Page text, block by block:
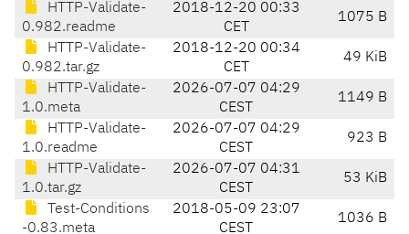
HTTP-Validate-
0.982.readme
2018-12-20 00:33
CET
1075 B
HTTP-Validate-
0.982.tar.gz
2018-12-20 00:34
CET
49 KiB
HTTP-Validate-
1.0.meta
2026-07-07 04:29
CEST
1149 B
HTTP-Validate-
1.0.readme
2026-07-07 04:29
CEST
923 B
HTTP-Validate-
1.0.tar.gz
2026-07-07 04:31
CEST
53 KiB
Test-Conditions
-0.83.meta
2018-05-09 23:07
CEST
1036 B